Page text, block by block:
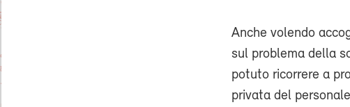
Anche volendo
sul problema della
potuto ricorrere a
privata del